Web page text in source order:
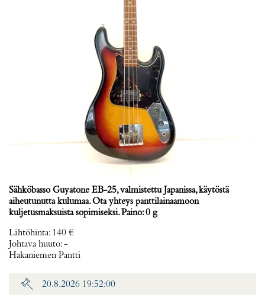
Sähköbasso Guyatone EB-25, valmistettu Japanissa, käytöstä
aiheutunutta kulumaa. Ota yhteys panttilainaamoon
kuljetusmaksuista sopimiseksi. Paino: 0 g
Lähtöhinta: 140 €
Johtava huuto:-
Hakaniemen Pantti
20.8.2026 19:52:00